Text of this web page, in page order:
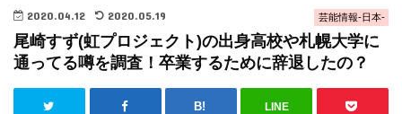
芸能情報-日本-
2020.04.12 2020.05.19
尾崎すず(虹プロジェクト)の出身高校や札幌大学に
通ってる噂を調査！卒業するために辞退したの？
LINE